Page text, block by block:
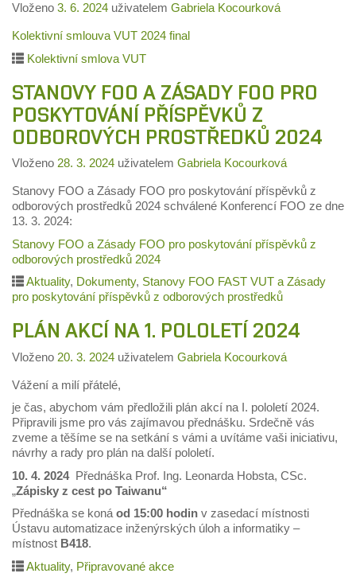
Vloženo 3. 6. 2024 uživatelem Gabriela Kocourková
Kolektivní smlouva VUT 2024 final
Kolektivní smlova VUT
STANOVY FOO A ZÁSADY FOO PRO
POSKYTOVÁNÍ PŘÍSPĚVKŮ Z
ODBOROVÝCH PROSTŘEDKŮ 2024
Vloženo 28. 3. 2024 uživatelem Gabriela Kocourková
Stanovy FOO a Zásady FOO pro poskytování příspěvků z
odborových prostředků 2024 schválené Konferencí FOO ze dne
13. 3. 2024:
Stanovy FOO a Zásady FOO pro poskytování příspěvků z
odborových prostředků 2024
Aktuality, Dokumenty, Stanovy FOO FAST VUT a Zásady
pro poskytování příspěvků z odborových prostředků
PLÁN AKCÍ NA 1. POLOLETÍ 2024
Vloženo 20. 3. 2024 uživatelem Gabriela Kocourková
Vážení a milí přátelé,
je čas, abychom vám předložili plán akcí na I. pololetí 2024.
Připravili jsme pro vás zajímavou přednášku. Srdečně vás
zveme a těšíme se na setkání s vámi a uvítáme vaši iniciativu,
návrhy a rady pro plán na další pololetí.
10. 4. 2024 Přednáška Prof. Ing. Leonarda Hobsta, CSc.
„Zápisky z cest po Taiwanu“
Přednáška se koná od 15:00 hodin v zasedací místnosti
Ústavu automatizace inženýrských úloh a informatiky –
místnost B418.
Aktuality, Připravované akce